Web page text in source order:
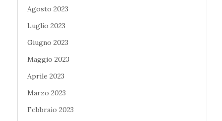
Agosto 2023
Luglio 2023
Giugno 2023
Maggio 2023
Aprile 2023
Marzo 2023
Febbraio 2023